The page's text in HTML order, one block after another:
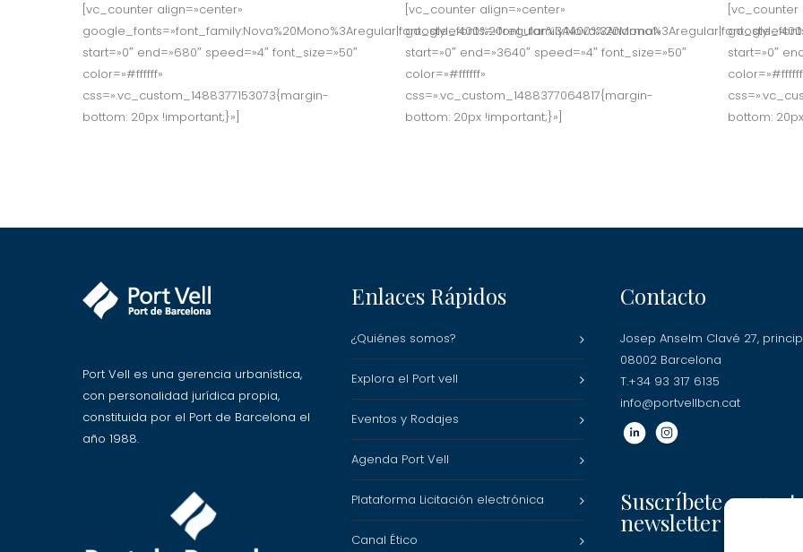
[vc_counter align=»center»
google_fonts=»font_family:Nova%20Mono%3Aregular|font_style:400%20regular%3A400%3Anormal»
start=»0″ end=»680″ speed=»4″ font_size=»50″
color=»#ffffff»
css=».vc_custom_1488377153073{margin-
bottom: 20px !important;}»]
[vc_counter align=»center»
start=»0″ end=»3640″ speed=»4″ font_size=»50″
color=»#ffffff»
css=».vc_custom_1488377064817{margin-
bottom: 20px !important;}»]
[vc_counter
start=»0″
bottom:
Port Vell es una gerencia urbanística,
con personalidad jurídica propia,
constituida por el Port de Barcelona el
año 1988.
Enlaces Rápidos
¿Quiénes somos?
Explora el Port vell
Eventos y Rodajes
Agenda Port Vell
Plataforma Licitación electrónica
Canal Ético
Contacto
Josep Anselm Clavé 27,
08002 Barcelona
T.+34 93 317 6135
info@portvellbcn.cat
Suscríbete a
newsletter